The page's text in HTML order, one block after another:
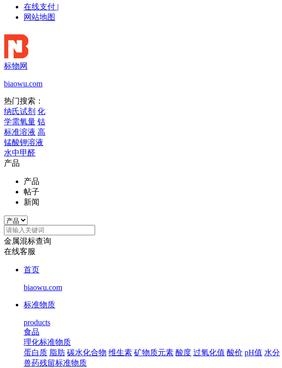
在线支付 |
网站地图
标物网
biaowu.com
热门搜索：
纳氏试剂 化
学需氧量 钴
标准溶液 高
锰酸钾溶液
水中甲醛
产品
产品
帖子
新闻
金属混标查询
在线客服
首页
biaowu.com
标准物质
products
食品
理化标准物质
蛋白质 脂肪 碳水化合物 维生素 矿物质元素 酸度 过氧化值 酸价 pH值 水分
兽药残留标准物质